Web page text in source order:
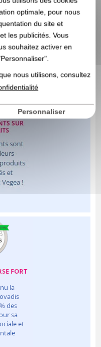
optimale, pour nous
du site et
les publicités. Vous
souhaitez activer en
nous utilisons, consultez
Personnaliser